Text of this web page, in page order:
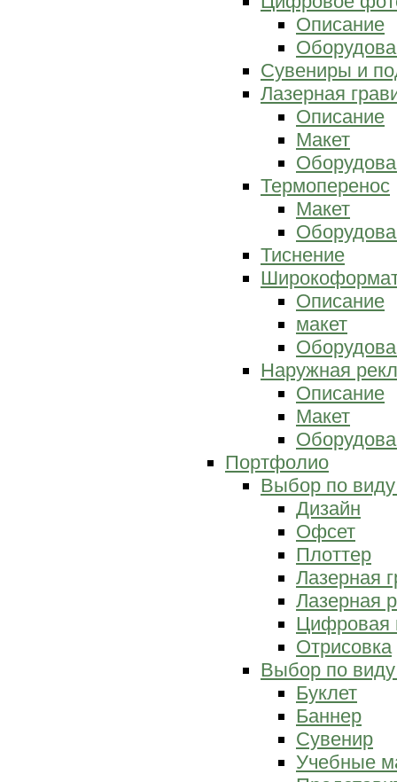
Описание
Сувениры и
Лазерная
Описание
Макет
Термоперенос
Макет
Тиснение
Описание
макет
Наружная
Описание
Макет
Портфолио
Выбор по
Дизайн
Офсет
Плоттер
Лазерная
Лазерная
Цифровая
Отрисовка
Выбор по
Буклет
Баннер
Сувенир
Учебные